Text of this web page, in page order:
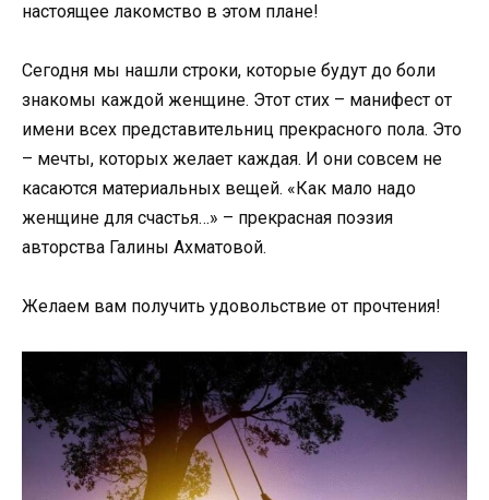
настоящее лакомство в этом плане!
Сегодня мы нашли строки, которые будут до боли
знакомы каждой женщине. Этот стих – манифест от
имени всех представительниц прекрасного пола. Это
– мечты, которых желает каждая. И они совсем не
касаются материальных вещей. «Как мало надо
женщине для счастья…» – прекрасная поэзия
авторства Галины Ахматовой.
Желаем вам получить удовольствие от прочтения!